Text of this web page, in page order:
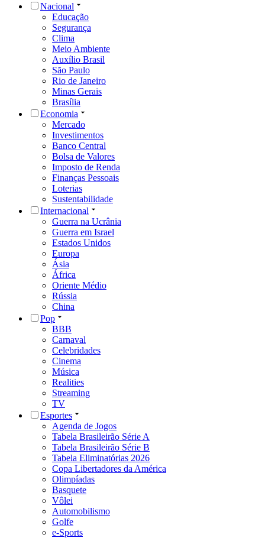
Nacional
Educação
Segurança
Clima
Meio Ambiente
Auxílio Brasil
São Paulo
Rio de Janeiro
Minas Gerais
Brasília
Economia
Mercado
Investimentos
Banco Central
Bolsa de Valores
Imposto de Renda
Finanças Pessoais
Loterias
Sustentabilidade
Internacional
Guerra na Ucrânia
Guerra em Israel
Estados Unidos
Europa
Ásia
África
Oriente Médio
Rússia
China
Pop
BBB
Carnaval
Celebridades
Cinema
Música
Realities
Streaming
TV
Esportes
Agenda de Jogos
Tabela Brasileirão Série A
Tabela Brasileirão Série B
Tabela Eliminatórias 2026
Copa Libertadores da América
Olimpíadas
Basquete
Vôlei
Automobilismo
Golfe
e-Sports